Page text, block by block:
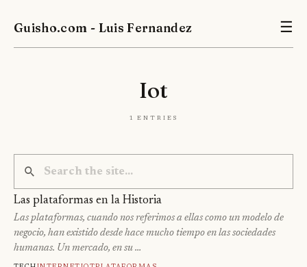
Guisho.com - Luis Fernandez ☰
Iot
1 entries
Las plataformas en la Historia
Las plataformas, cuando nos referimos a ellas como un modelo de
negocio, han existido desde hace mucho tiempo en las sociedades
humanas. Un mercado, en su …